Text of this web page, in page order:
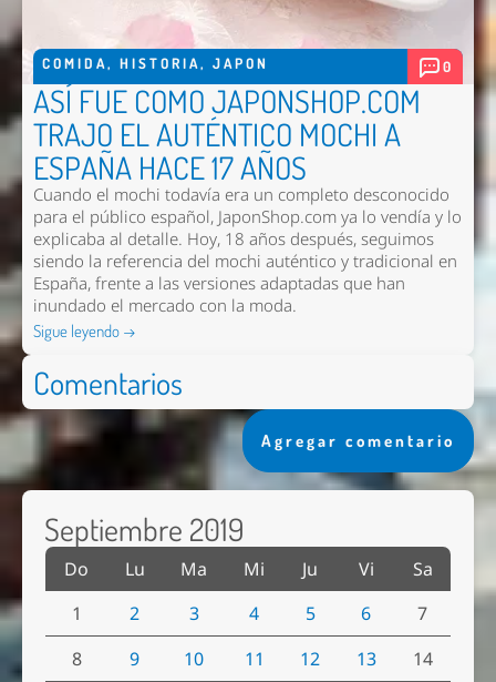
COMIDA, HISTORIA, JAPON 0
ASÍ FUE COMO JAPONSHOP.COM
TRAJO EL AUTÉNTICO MOCHI A
ESPAÑA HACE 17 AÑOS
Cuando el mochi todavía era un completo desconocido
para el público español, JaponShop.com ya lo vendía y lo
explicaba al detalle. Hoy, 18 años después, seguimos
siendo la referencia del mochi auténtico y tradicional en
España, frente a las versiones adaptadas que han
inundado el mercado con la moda.
Sigue leyendo →
Comentarios
Agregar comentario
Septiembre 2019
Do Lu Ma Mi Ju Vi
Sa
1
2 3 4 5 6
7
8
9 10 11 12 13
14